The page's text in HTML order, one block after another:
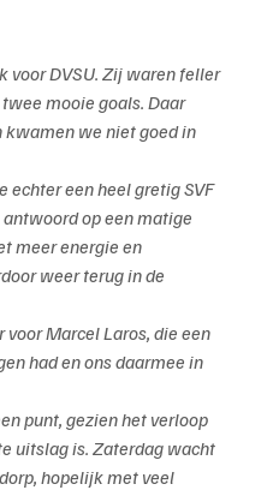
voor DVSU. Zij waren feller
mooie goals. Daar
we niet goed in
echter een heel gretig SVF
op een matige
meer energie en
weer terug in de
Marcel Laros, die een
had en ons daarmee in
punt, gezien het verloop
uitslag is. Zaterdag wacht
hopelijk met veel